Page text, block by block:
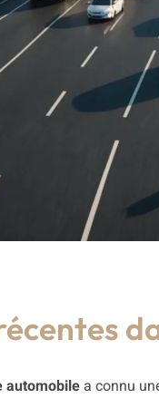
automobilea connu